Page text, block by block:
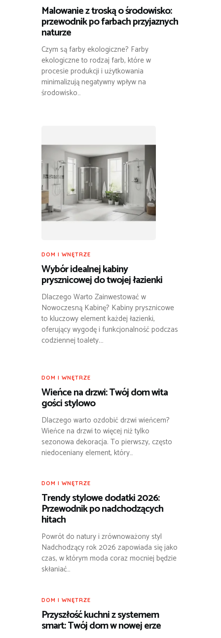
Malowanie z troską o środowisko:
przewodnik po farbach przyjaznych
naturze
Czym są farby ekologiczne? Farby
ekologiczne to rodzaj farb, które w
procesie produkcji i użytkowania
minimalizują negatywny wpływ na
środowisko…
DOM I WNĘTRZE
Wybór idealnej kabiny
prysznicowej do twojej łazienki
Dlaczego Warto Zainwestować w
Nowoczesną Kabinę? Kabiny prysznicowe
to kluczowy element każdej łazienki,
oferujący wygodę i funkcjonalność podczas
codziennej toalety.…
DOM I WNĘTRZE
Wieńce na drzwi: Twój dom wita
gości stylowo
Dlaczego warto ozdobić drzwi wieńcem?
Wieńce na drzwi to więcej niż tylko
sezonowa dekoracja. To pierwszy, często
niedoceniany element, który…
DOM I WNĘTRZE
Trendy stylowe dodatki 2026:
Przewodnik po nadchodzących
hitach
Powrót do natury i zrównoważony styl
Nadchodzący rok 2026 zapowiada się jako
czas, w którym moda coraz mocniej będzie
skłaniać…
DOM I WNĘTRZE
Przyszłość kuchni z systemem
smart: Twój dom w nowej erze